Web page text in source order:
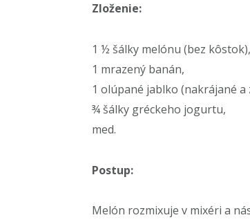
Zloženie:
1 ½ šálky melónu (bez kôstok),
1 mrazený banán,
1 olúpané jablko (nakrájané a
¾ šálky gréckeho jogurtu,
med.
Postup:
Melón rozmixuje v mixéri a